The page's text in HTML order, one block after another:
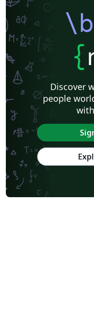
{
Discover
people